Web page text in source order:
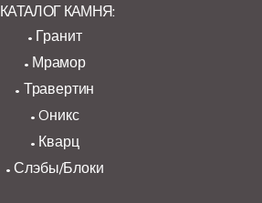
КАТАЛОГ КАМНЯ:
Гранит
Мрамор
Травертин
Oникс
Кварц
Слэбы/Блоки